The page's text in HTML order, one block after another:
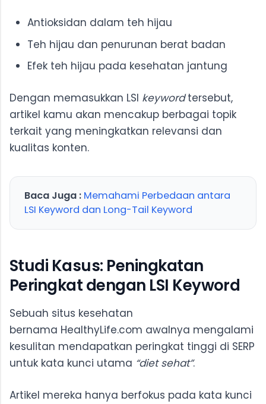
Antioksidan dalam teh hijau
Teh hijau dan penurunan berat badan
Efek teh hijau pada kesehatan jantung
Dengan memasukkan LSI keywordtersebut,
artikel kamu akan mencakup berbagai topik
terkait yang meningkatkan relevansi dan
kualitas konten.
Baca Juga : Memahami Perbedaan antara
LSI Keyword dan Long-Tail Keyword
Studi Kasus: Peningkatan
Peringkat dengan LSI Keyword
Sebuah situs kesehatan
bernama HealthyLife.com awalnya mengalami
kesulitan mendapatkan peringkat tinggi di SERP
untuk kata kunci utama “diet sehat”.
Artikel mereka hanya berfokus pada kata kunci